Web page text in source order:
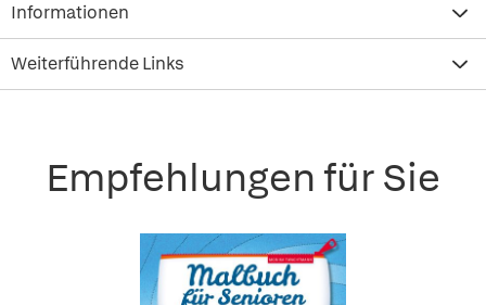
Informationen
Weiterführende Links
Empfehlungen für Sie